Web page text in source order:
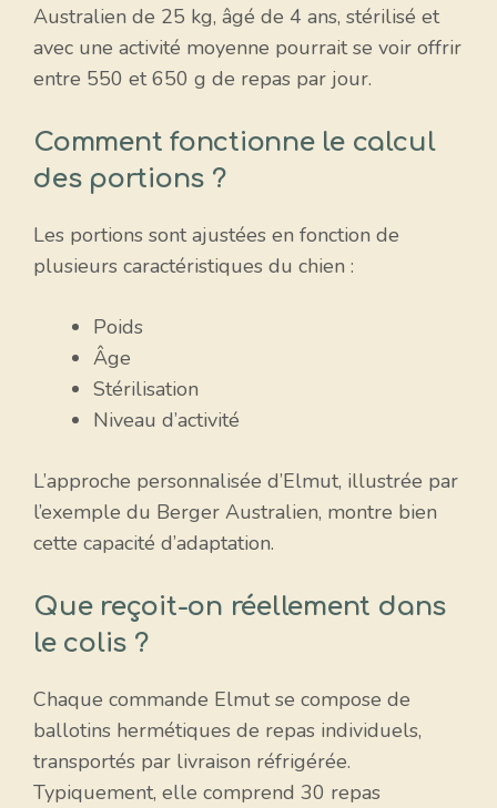
Australien de 25 kg, âgé de 4 ans, stérilisé et
avec une activité moyenne pourrait se voir offrir
entre 550 et 650 g de repas par jour.
Comment fonctionne le calcul
des portions ?
Les portions sont ajustées en fonction de
plusieurs caractéristiques du chien :
Poids
Âge
Stérilisation
Niveau d’activité
L’approche personnalisée d’Elmut, illustrée par
l’exemple du Berger Australien, montre bien
cette capacité d’adaptation.
Que reçoit-on réellement dans
le colis ?
Chaque commande Elmut se compose de
ballotins hermétiques de repas individuels,
transportés par livraison réfrigérée.
Typiquement, elle comprend 30 repas